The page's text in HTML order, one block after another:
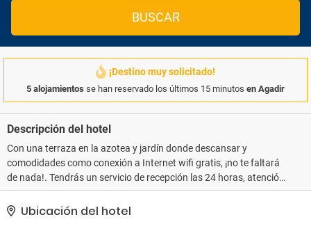
BUSCAR
¡Destino muy solicitado!
5 alojamientos se han reservado los últimos 15 minutos en Agadir
Descripción del hotel
Con una terraza en la azotea y jardín donde descansar y
comodidades como conexión a Internet wifi gratis, ¡no te faltará
de nada!. Tendrás un servicio de recepción las 24 horas, atención
multilingüe y consigna de equipaje a tu disposición. Hay un
aparcamiento sin asistencia gratuito disponible..
Ubicación del hotel